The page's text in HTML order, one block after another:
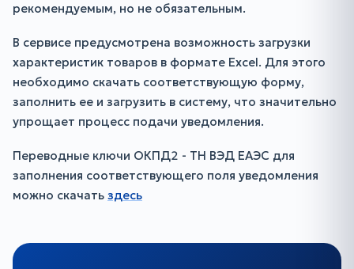
рекомендуемым, но не обязательным.
В сервисе предусмотрена возможность загрузки
характеристик товаров в формате Excel. Для этого
необходимо скачать соответствующую форму,
заполнить ее и загрузить в систему, что значительно
упрощает процесс подачи уведомления.
Переводные ключи ОКПД2 - ТН ВЭД ЕАЭС для
заполнения соответствующего поля уведомления
можно скачать здесь